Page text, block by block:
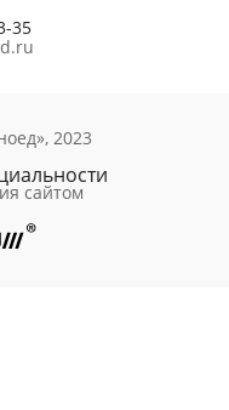
35
2023
сайтом